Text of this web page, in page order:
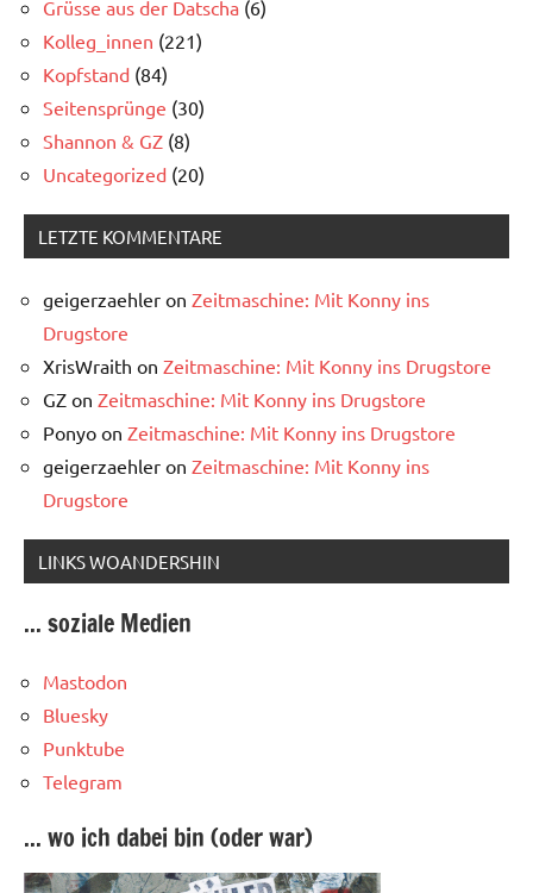
Grüsse aus der Datscha (6)
Kolleg_innen (221)
Kopfstand (84)
Seitensprünge (30)
Shannon & GZ (8)
Uncategorized (20)
LETZTE KOMMENTARE
geigerzaehler on Zeitmaschine: Mit Konny ins
Drugstore
XrisWraith on Zeitmaschine: Mit Konny ins Drugstore
GZ on Zeitmaschine: Mit Konny ins Drugstore
Ponyo on Zeitmaschine: Mit Konny ins Drugstore
geigerzaehler on Zeitmaschine: Mit Konny ins
Drugstore
LINKS WOANDERSHIN
... soziale Medien
Mastodon
Bluesky
Punktube
Telegram
... wo ich dabei bin (oder war)